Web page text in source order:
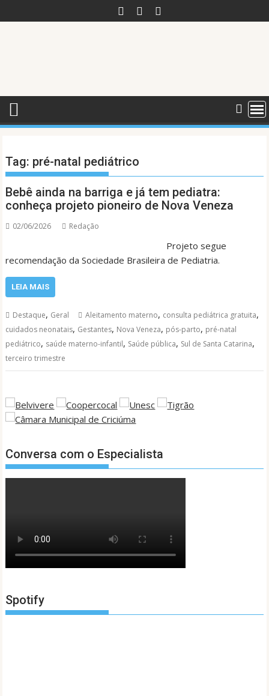
to
Tag: pré-natal pediátrico
Bebê ainda na barriga e já tem pediatra:
conheça projeto pioneiro de Nova Veneza
02/06/2026 Redação
Projeto segue
recomendação da Sociedade Brasileira de Pediatria.
LEIA MAIS
Destaque, Geral Aleitamento materno, consulta pediátrica gratuita,
cuidados neonatais, Gestantes, Nova Veneza, pós-parto, pré-natal
pediátrico, saúde materno-infantil, Saúde pública, Sul de Santa Catarina,
terceiro trimestre
Conversa com o Especialista
Spotify